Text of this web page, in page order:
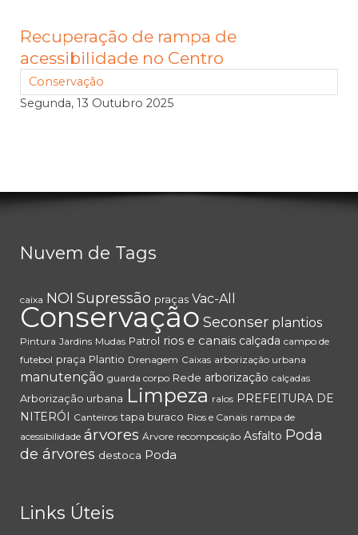
Recuperação de rampa de
acessibilidade no Centro
Conservação
Segunda, 13 Outubro 2025
Nuvem de Tags
caixa NOI Supressão praças Vac-All
Conservação Seconser plantios
Pintura Jardins Mudas Patrol rios e canais calçada campo de
futebol praça Plantio Drenagem Caixas arborização urbana
manutenção guarda corpo Rede arborização calçadas
Arborização urbana Limpeza ralos PREFEITURA DE
NITERÓI Canteiros tapa buraco Rios e Canais rampa de
acessibilidade árvores Árvore recomposição Asfalto Poda
de árvores destoca Poda
Links Úteis